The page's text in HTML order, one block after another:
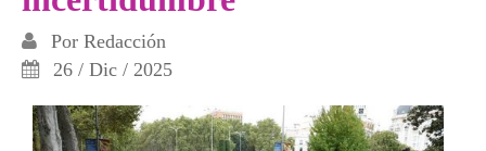
Por Redacción
26 / Dic / 2025